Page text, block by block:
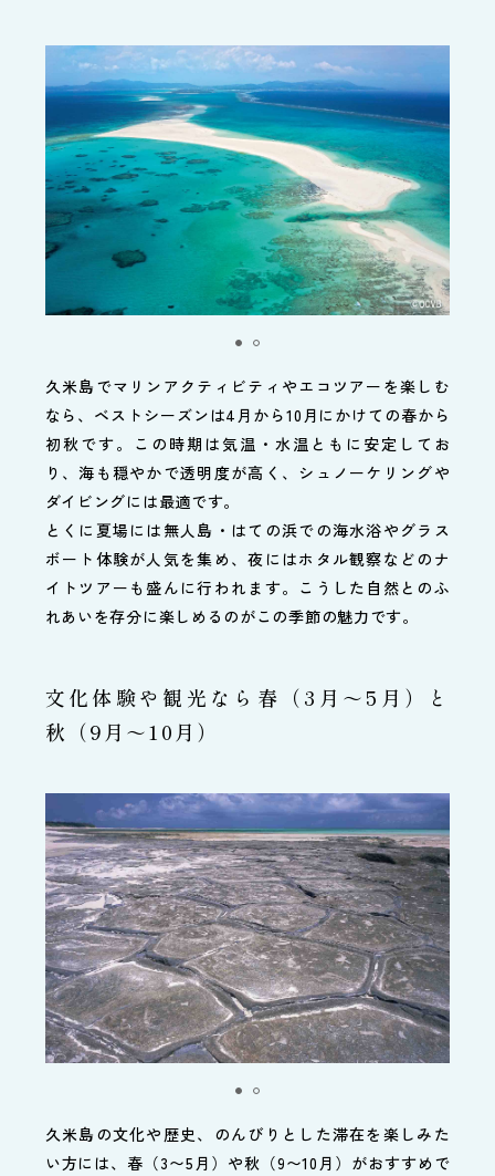
久米島でマリンアクティビティやエコツアーを楽しむ
なら、ベストシーズンは4月から10月にかけての春から
初秋です。この時期は気温・水温ともに安定してお
り、海も穏やかで透明度が高く、シュノーケリングや
ダイビングには最適です。
とくに夏場には無人島・はての浜での海水浴やグラス
ボート体験が人気を集め、夜にはホタル観察などのナ
イトツアーも盛んに行われます。こうした自然とのふ
れあいを存分に楽しめるのがこの季節の魅力です。
文化体験や観光なら春（3月～5月）と
秋（9月～10月）
久米島の文化や歴史、のんびりとした滞在を楽しみた
い方には、春（3〜5月）や秋（9〜10月）がおすすめで